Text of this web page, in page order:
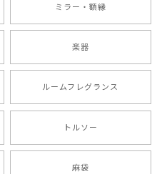
ミラー・額縁
楽器
ルームフレグランス
トルソー
麻袋